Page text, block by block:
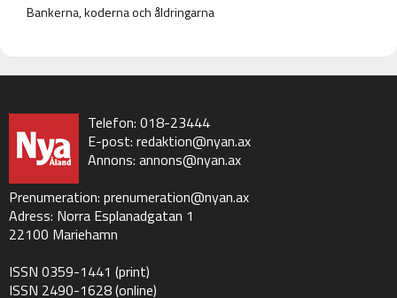
Bankerna, koderna och åldringarna
Telefon: 018-23444
E-post: redaktion@nyan.ax
Annons: annons@nyan.ax
Prenumeration: prenumeration@nyan.ax
Adress: Norra Esplanadgatan 1
22100 Mariehamn
ISSN 0359-1441 (print)
ISSN 2490-1628 (online)